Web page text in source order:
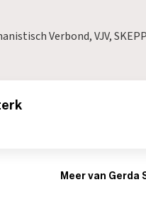
Verbond, VJV, SKEPP
Meer van Gerda